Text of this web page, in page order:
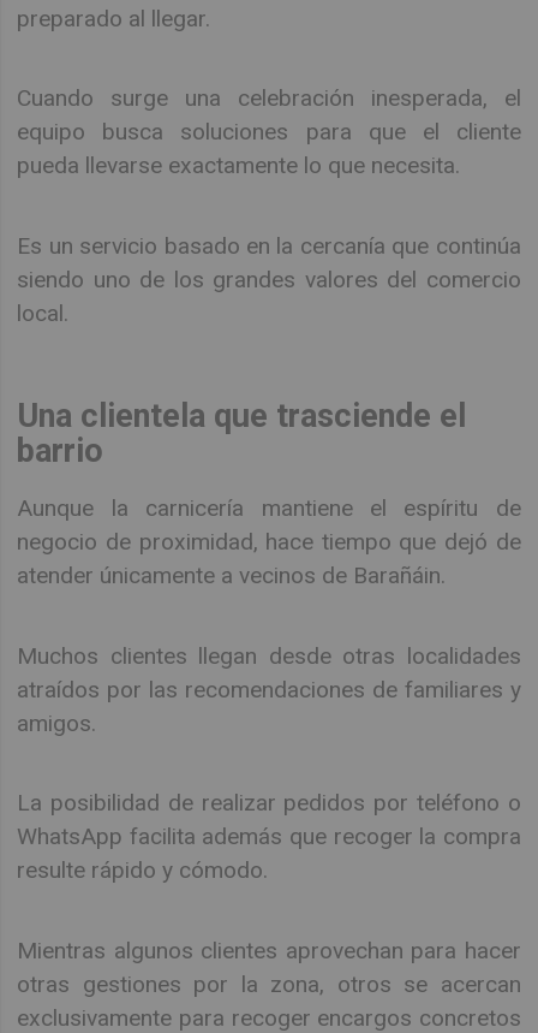
preparado al llegar.
Cuando surge una celebración inesperada, el
equipo busca soluciones para que el cliente
pueda llevarse exactamente lo que necesita.
Es un servicio basado en la cercanía que continúa
siendo uno de los grandes valores del comercio
local.
Una clientela que trasciende el
barrio
Aunque la carnicería mantiene el espíritu de
negocio de proximidad, hace tiempo que dejó de
atender únicamente a vecinos de Barañáin.
Muchos clientes llegan desde otras localidades
atraídos por las recomendaciones de familiares y
amigos.
La posibilidad de realizar pedidos por teléfono o
WhatsApp facilita además que recoger la compra
resulte rápido y cómodo.
Mientras algunos clientes aprovechan para hacer
otras gestiones por la zona, otros se acercan
exclusivamente para recoger encargos concretos